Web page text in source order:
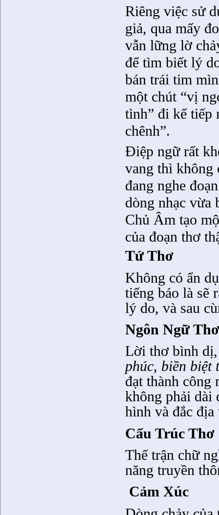
Riêng việc sử
giả, qua mấy
vẫn lững lờ
để tìm biết lý
bán trái tim
một chút “vị
tình” đi kế tiếp
chênh”.
Điệp ngữ rất
vang thì không
đang nghe
dòng nhạc vừa
Chủ Âm tạo
của đoạn thơ
Tứ Thơ
Không có ẩn
tiếng báo là sẽ
lý do, và sau
Ngôn Ngữ
Lời thơ bình
phúc, biền biệt
đạt thành công
không phải
hình và đắc địa
Cấu Trúc Thơ
Thế trận chữ
năng truyền
Cảm Xúc